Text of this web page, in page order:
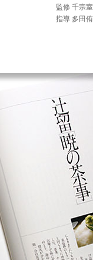
監修 千宗
指導 多田